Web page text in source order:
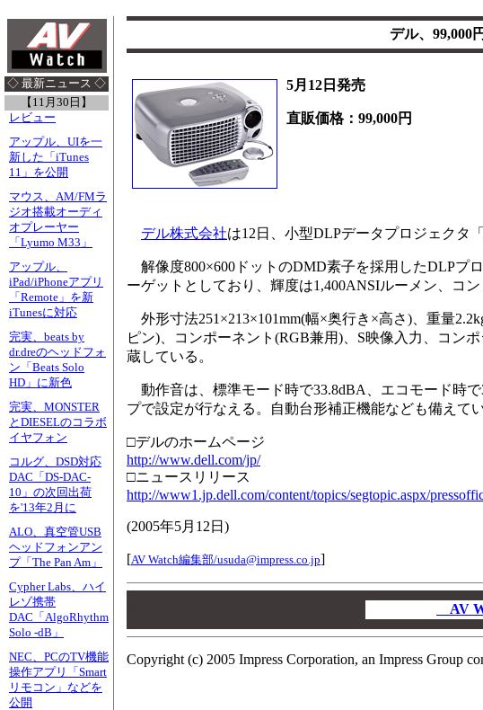
◇ 最新ニュース ◇
【11月30日】
レビュー
アップル、UIを一
新した「iTunes
11」を公開
マウス、AM/FMラ
ジオ搭載オーディ
オプレーヤー
「Lyumo M33」
アップル、
iPad/iPhoneアプリ
「Remote」を新
iTunesに対応
完実、beats by
dr.dreのヘッドフォ
ン「Beats Solo
HD」に新色
完実、MONSTER
とDIESELのコラボ
イヤフォン
コルグ、DSD対応
DAC「DS-DAC-
10」の次回出荷
を'13年2月に
ALO、真空管USB
ヘッドフォンアン
プ「The Pan Am」
Cypher Labs、ハイ
レゾ携帯
DAC「AlgoRhythm
Solo -dB」
NEC、PCのTV機能
操作アプリ「Smart
リモコン」などを
公開
デル、99,000
5月12日発売
直販価格：99,000円
デル株式会社は12日、小型DLPデータプロジェクタ
解像度800×600ドットのDMD素子を採用したDLPプ
ーゲットとしており、輝度は1,400ANSIルーメン、コン
外形寸法251×213×101mm(幅×奥行き×高さ)、重量
ピン)、コンポーネント(RGB兼用)、S映像入力、コン
蔵している。
動作音は、標準モード時で33.8dBA、エコモード時
プで設定が行なえる。自動台形補正機能なども備えて
□デルのホームページ
http://www.dell.com/jp/
□ニュースリリース
http://www1.jp.dell.com/content/topics/segtopic.aspx/
(2005年5月12日 )
[AV Watch編集部/usuda@impress.co.jp]
AV
Copyright (c) 2005 Impress Corporation, an Impress Group